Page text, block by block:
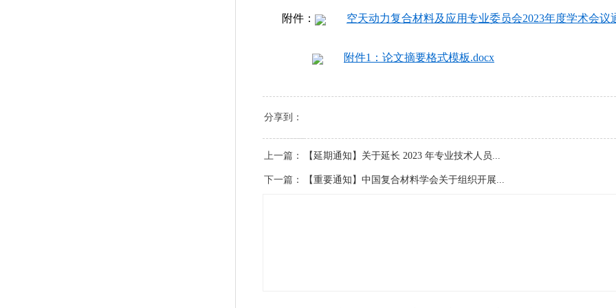
附件： 空天动力复合材料及应用专业委员会2023年度学术会议
附件1：论文摘要格式模板.docx
分享到：
上一篇： 【延期通知】关于延长 2023 年专业技术人员...
下一篇： 【重要通知】中国复合材料学会关于组织开展...